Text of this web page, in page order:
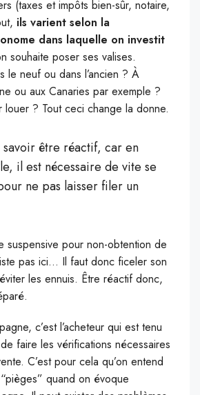
(taxes et impôts bien-sûr, notaire,
ils varient selon la
dans laquelle on investit
souhaite poser ses valises.
le neuf ou dans l’ancien ? À
ou aux Canaries par exemple ?
louer ? Tout ceci change la donne.
savoir être réactif, car en
il est nécessaire de vite se
ne pas laisser filer un
suspensive pour non-obtention de
pas ici… Il faut donc ficeler son
les ennuis. Être réactif donc,
c’est l’acheteur qui est tenu
faire les vérifications nécessaires
C’est pour cela qu’on entend
quand on évoque